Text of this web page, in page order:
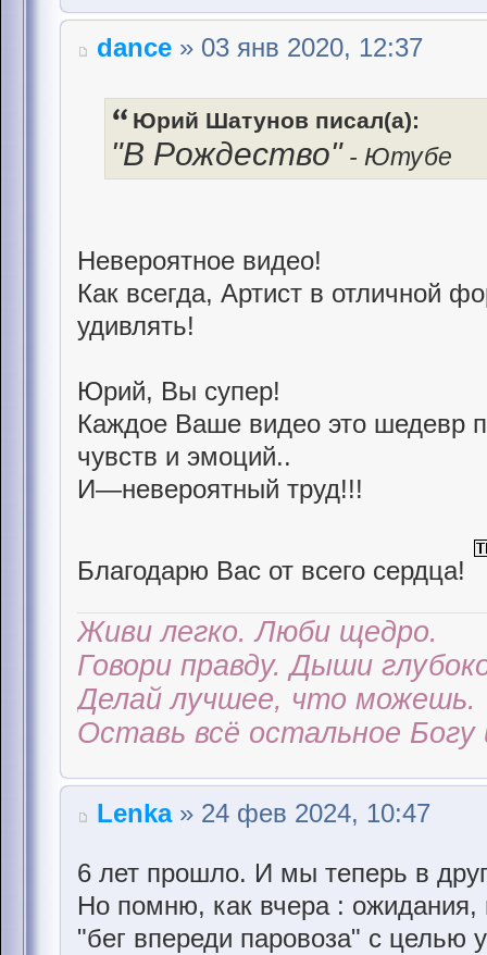
dance » 03 янв 2020, 12:37
Юрий Шатунов писал(а):
"В Рождество" - Ютубе
Невероятное видео!
Как всегда, Артист в отличной
удивлять!
Юрий, Вы супер!
Каждое Ваше видео это шедевр
чувств и эмоций..
И—невероятный труд!!!
Благодарю Вас от всего сердца!
Живи легко. Люби щедро.
Говори правду. Дыши
Делай лучшее, что можешь.
Оставь всё остальное Богу
Lenka» 24 фев 2024, 10:47
6 лет прошло. И мы теперь в
Но помню, как вчера : ожидания,
"бег впереди паровоза" с